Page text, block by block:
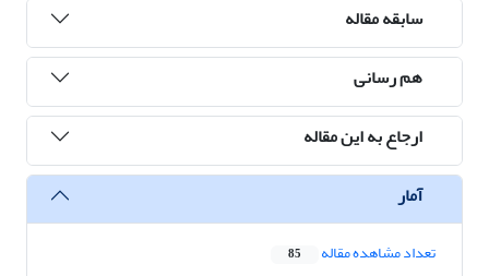
سابقه مقاله
هم رسانی
ارجاع به این مقاله
آمار
تعداد مشاهده مقاله 85